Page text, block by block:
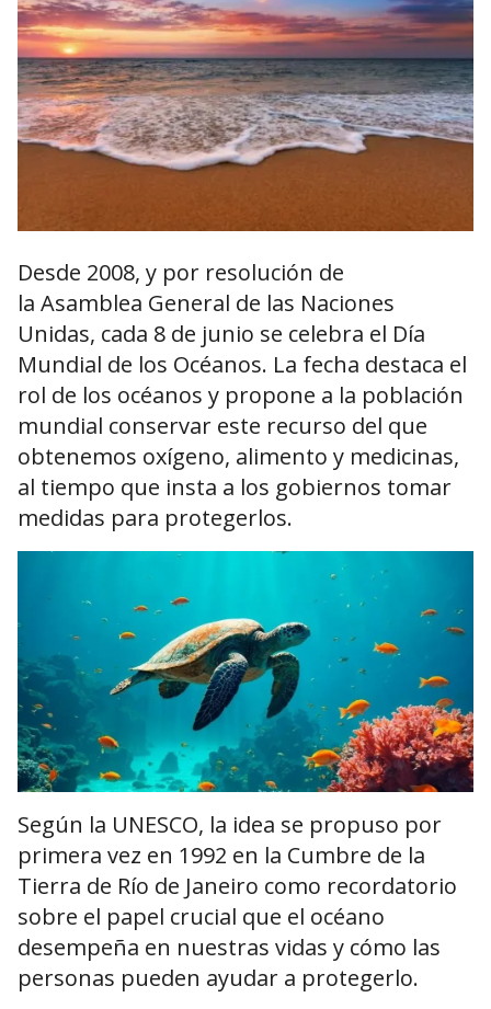
Desde 2008, y por resolución de
la Asamblea General de las Naciones
Unidas, cada 8 de junio se celebra el Día
Mundial de los Océanos. La fecha destaca el
rol de los océanos y propone a la población
mundial conservar este recurso del que
obtenemos oxígeno, alimento y medicinas,
al tiempo que insta a los gobiernos tomar
medidas para protegerlos.
Según la UNESCO, la idea se propuso por
primera vez en 1992 en la Cumbre de la
Tierra de Río de Janeiro como recordatorio
sobre el papel crucial que el océano
desempeña en nuestras vidas y cómo las
personas pueden ayudar a protegerlo.